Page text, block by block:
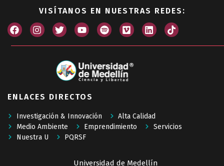
VISÍTANOS EN NUESTRAS REDES:
ENLACES DIRECTOS
Investigación & Innovación
Alta Calidad
Medio Ambiente
Emprendimiento
Servicios
Nuestra U
PQRSF
Universidad de Medellín